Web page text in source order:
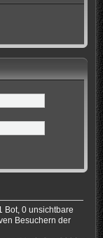
Bot, 0 unsichtbare
Besuchern der